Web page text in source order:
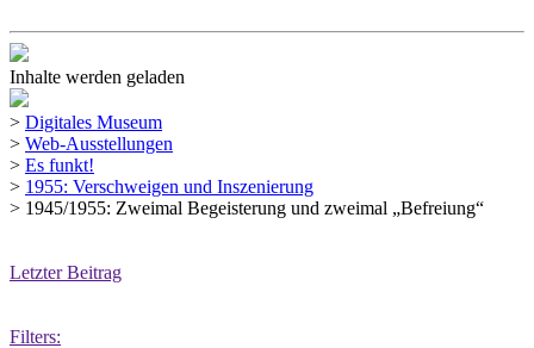
Inhalte werden geladen
> Digitales Museum
> Web-Ausstellungen
> Es funkt!
> 1955: Verschweigen und Inszenierung
> 1945/1955: Zweimal Begeisterung und zweimal „Befreiung“
Letzter Beitrag
Filters: